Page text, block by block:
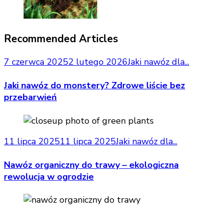
Recommended Articles
7 czerwca 20252 lutego 2026Jaki nawóz dla...
Jaki nawóz do monstery? Zdrowe liście bez
przebarwień
11 lipca 202511 lipca 2025Jaki nawóz dla...
Nawóz organiczny do trawy – ekologiczna
rewolucja w ogrodzie